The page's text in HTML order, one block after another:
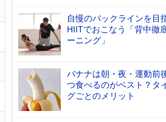
自慢のバックラインを目
HIITでおこなう「背中徹
ーニング」
バナナは朝・夜・運動前
つ食べるのがベスト？タ
グごとのメリット